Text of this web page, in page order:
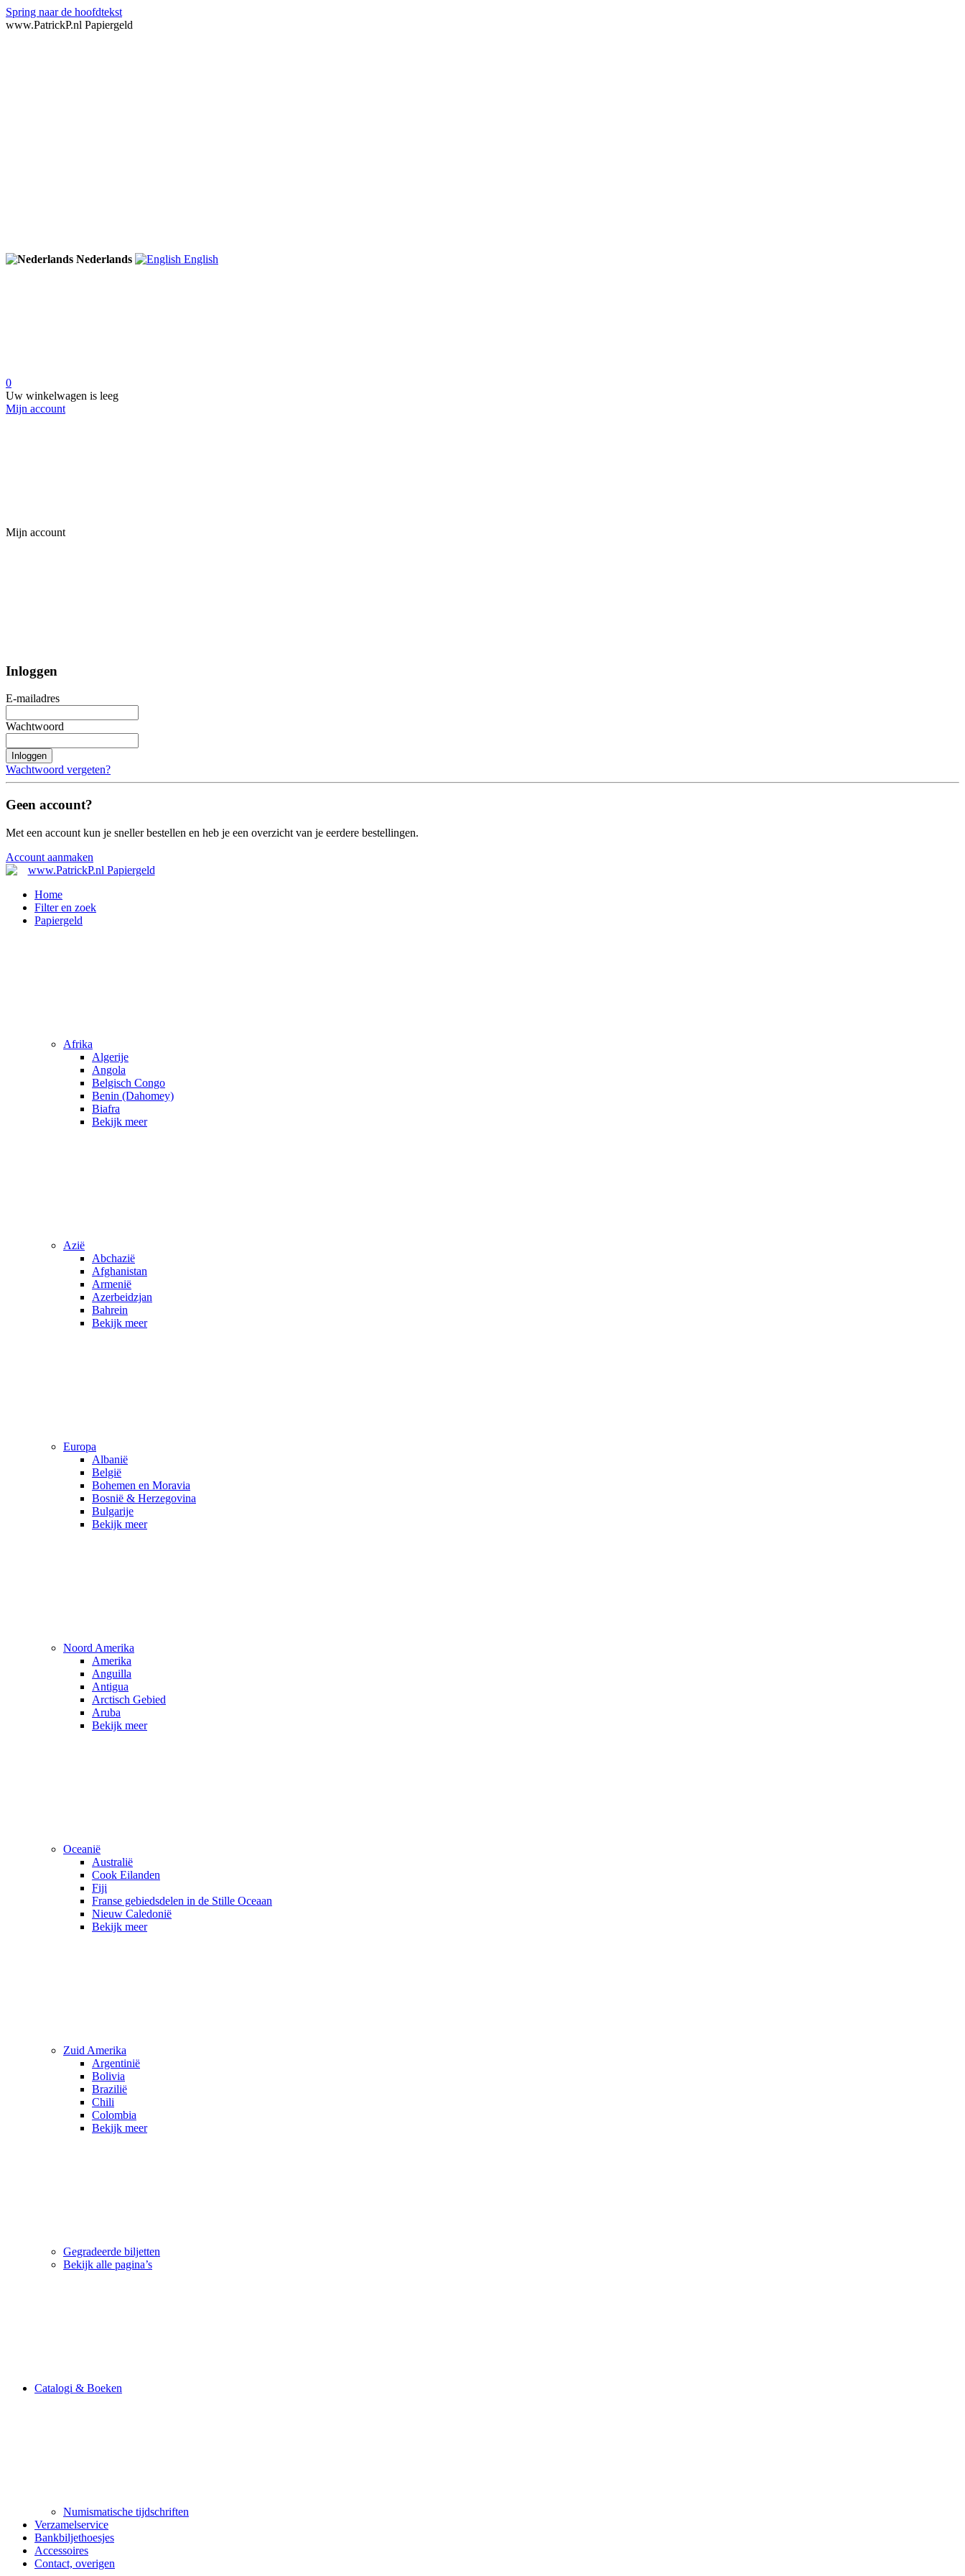
Spring naar de hoofdtekst
www.PatrickP.nl Papiergeld
Nederlands English
0
Uw winkelwagen is leeg
Mijn account
Mijn account
Inloggen
E-mailadres
Wachtwoord
Inloggen
Wachtwoord vergeten?
Geen account?
Met een account kun je sneller bestellen en heb je een overzicht van je eerdere bestellingen.
Account aanmaken
Home
Filter en zoek
Papiergeld
Afrika
Algerije
Angola
Belgisch Congo
Benin (Dahomey)
Biafra
Bekijk meer
Azië
Abchazië
Afghanistan
Armenië
Azerbeidzjan
Bahrein
Bekijk meer
Europa
Albanië
België
Bohemen en Moravia
Bosnië & Herzegovina
Bulgarije
Bekijk meer
Noord Amerika
Amerika
Anguilla
Antigua
Arctisch Gebied
Aruba
Bekijk meer
Oceanië
Australië
Cook Eilanden
Fiji
Franse gebiedsdelen in de Stille Oceaan
Nieuw Caledonië
Bekijk meer
Zuid Amerika
Argentinië
Bolivia
Brazilië
Chili
Colombia
Bekijk meer
Gegradeerde biljetten
Bekijk alle pagina’s
Catalogi & Boeken
Numismatische tijdschriften
Verzamelservice
Bankbiljethoesjes
Accessoires
Contact, overigen